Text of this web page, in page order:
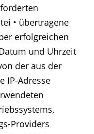
• übertragene
erfolgreichen
und Uhrzeit
der aus der
IP-Adresse
Providers